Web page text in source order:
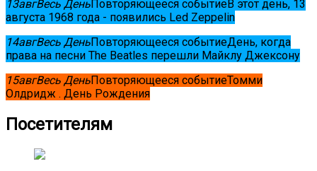
13авгВесь ДеньПовторяющееся событиеВ этот день, 13
августа 1968 года - появились Led Zeppelin
14авгВесь ДеньПовторяющееся событиеДень, когда
права на песни The Beatles перешли Майклу Джексону
15авгВесь ДеньПовторяющееся событиеТомми
Олдридж . День Рождения
Посетителям